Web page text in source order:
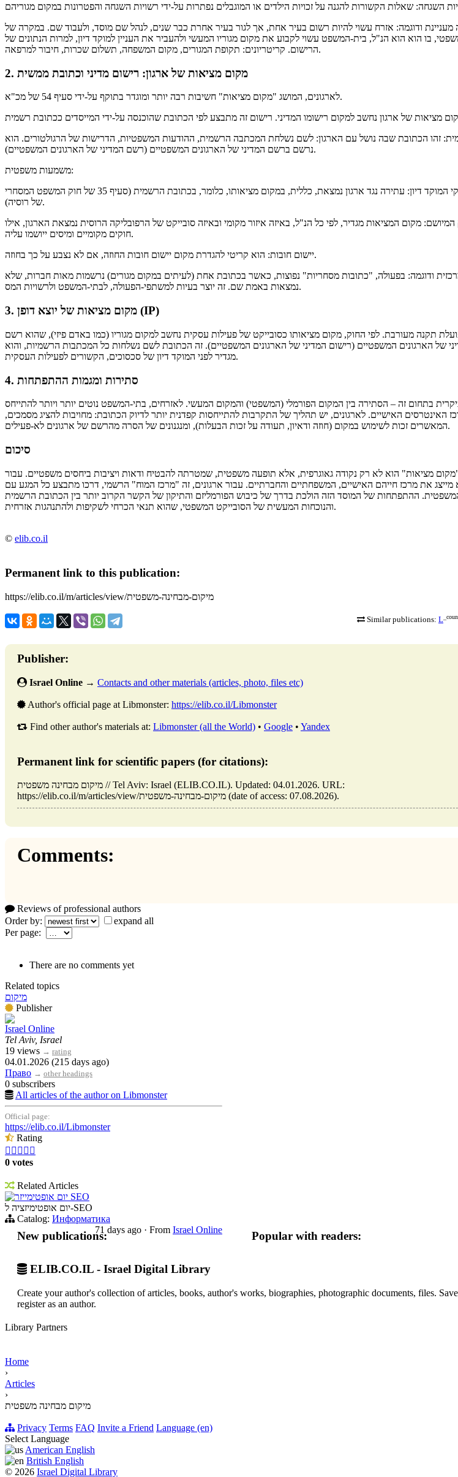
מעניינת ודוגמה: אזרח עשוי להיות רשום בעיר אחת, אך לגור בעיר אחרת כבר שנים, לנהל שם מוסד, ולעבוד שם. במקרה של
בו הוא הוא הנ"ל, בית-המשפט עשוי לקבוע את מקום מגוריו המעשי ולהעביר את העניין למוקד דיון, למרות הנתונים של
הרישום. קריטריונים: תקופת המגורים, מקום המשפחה, תשלום שכרות, חיבור למרפאה.
2. מקום מציאות של ארגון: רישום מדיני וכתובת ממשית
לארגונים, המושג "מקום מציאות" חשיבות רבה יותר ומוגדר בתוקף על-ידי סעיף 54 של מכ"א.
זהו הכתובת שבה נושל עם הארגון: לשם נשלחת המכתבה הרשמית, ההודעות המשפטיות, הדרישות של הרגולטורים. הוא
נרשם ברשם המדיני של הארגונים המשפטיים (רשם המדיני של הארגונים המשפטיים).
משמעות משפטית:
הגדרת חוקי המוקד דיון: עתירה נגד ארגון נמצאת, כללית, במקום מציאותו, כלומר, בכתובת הרשמית (סעיף 35 של חוק המשפט המסחרי
של רוסיה).
מקום המציאות מגדיר, לפי כל הנ"ל, באיזה איזור מקומי ובאיזה סובייקט של הרפובליקה הרוסית נמצאת הארגון, אילו
חוקים מקומיים ומיסים ייושמו עליה.
יישום חובות: הוא קריטי להגדרת מקום יישום חובות החוזה, אם לא נצבע על כך בחוזה.
ודוגמה: בפעולה, "כתובות מסחריות" נפוצות, כאשר בכתובת אחת (לעיתים במקום מגורים) נרשמות מאות חברות, שלא
נמצאות באמת שם. זה יוצר בעיות למשתפי-הפעולה, לבתי-המשפט ולרשויות המס.
3. מקום מציאות של יוצא דופן (IP)
תקנה מעורבת. לפי החוק, מקום מציאותו כסובייקט של פעילות עסקית נחשב למקום מגוריו (כמו באדם פיזי), שהוא רשם
של הארגונים המשפטיים (רישום המדיני של הארגונים המשפטיים). זה הכתובת לשם נשלחות כל המכתבות הרשמיות, והוא
מגדיר לפני המוקד דיון של סכסוכים, הקשורים לפעילות העסקית.
4. סתירות ומגמות ההתפתחות
בתחום זה – הסתירה בין המקום הפורמלי (המשפטי) והמקום המעשי. לאזרחים, בתי-המשפט נוטים יותר ויותר להתייחס
האינטרסים האישיים. לארגונים, יש תהליך של התקרבות להתייחסות קפדנית יותר לדיוק הכתובת: מחויבות להציג מסמכים,
המאשרים זכות לשימוש במקום (חוזה ודאיון, תעודה על זכות הבעלות), ומנגנונים של הסרה מהרשם של ארגונים לא-פעילים.
סיכום
מציאות" הוא לא רק נקודה גאוגרפית, אלא תופעה משפטית, שמטרתה להבטיח ודאות ויציבות ביחסים משפטיים. עבור
מייצג את מרכז חייהם האישיים, המשפחתיים והחברתיים. עבור ארגונים, זה "מרכז המוח" הרשמי, דרכו מתבצע כל המגע עם
ההתפתחות של המוסד הזה הולכת בדרך של כיבוש הפורמליזם והתיקון של הקשר הקרוב יותר בין הכתובת הרשמית
והנוכחות המעשית של הסובייקט המשפטי, שהוא תנאי הכרחי לשקיפות ולהתנהגות אזרחית.
© elib.co.il
Permanent link to this publication:
https://elib.co.il/m/articles/view/מיקום-מבחינה-משפטית
Similar publications: L
Publisher:
Israel Online → Contacts and other materials (articles, photo, files etc)
Author's official page at Libmonster: https://elib.co.il/Libmonster
Find other author's materials at: Libmonster (all the World) • Google • Yandex
Permanent link for scientific papers (for citations):
מיקום מבחינה משפטית // Tel Aviv: Israel (ELIB.CO.IL). Updated: 04.01.2026. URL:
https://elib.co.il/m/articles/view/מיקום-מבחינה-משפטית (date of access: 07.08.2026).
Comments:
Reviews of professional authors
Order by:
expand all
Per page:
There are no comments yet
Related topics
מיקום
Publisher
Israel Online
Tel Aviv, Israel
19 views → rating
04.01.2026 (215 days ago)
Право → other headings
0 subscribers
All articles of the author on Libmonster
Official page:
https://elib.co.il/Libmonster
Rating
    
0 votes
Related Articles
יום אופטימייזר SEO
יום אופטימיזציה ל-SEO
Catalog: Информатика
71 days ago · From Israel Online
New publications: Popular with readers:
ELIB.CO.IL - Israel Digital Library
Create your author's collection of articles, books, author's works, biographies, photographic documents, files.
register as an author.
Library Partners
Home
›
Articles
›
מיקום מבחינה משפטית
Privacy Terms FAQ Invite a Friend Language (en)
Select Language
American English
British English
© 2026 Israel Digital Library